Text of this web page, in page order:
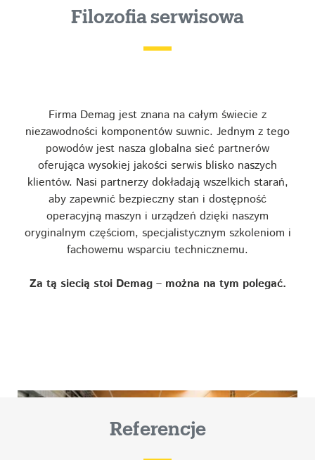
Filozofia serwisowa
Firma Demag jest znana na całym świecie z
niezawodności komponentów suwnic. Jednym z tego
powodów jest nasza globalna sieć partnerów
oferująca wysokiej jakości serwis blisko naszych
klientów. Nasi partnerzy dokładają wszelkich starań,
aby zapewnić bezpieczny stan i dostępność
operacyjną maszyn i urządzeń dzięki naszym
oryginalnym częściom, specjalistycznym szkoleniom i
fachowemu wsparciu technicznemu.
Za tą siecią stoi Demag – można na tym polegać.
Referencje